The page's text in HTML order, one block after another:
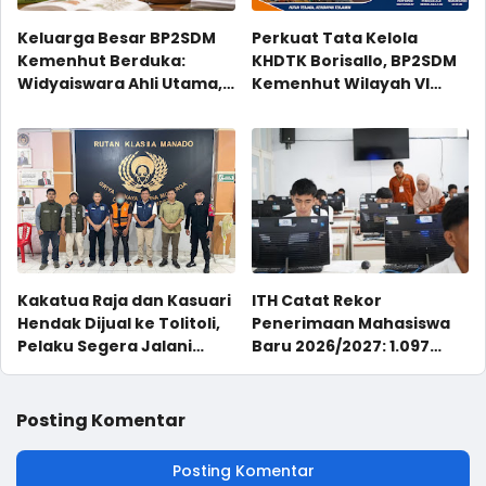
Keluarga Besar BP2SDM
Kemenhut Berduka:
Widyaiswara Ahli Utama,
Rafii, Wafat
Perkuat Tata Kelola
KHDTK Borisallo, BP2SDM
Kemenhut Wilayah VI
Lestari dan Masyarakat
Sejahtera
Kakatua Raja dan Kasuari
Hendak Dijual ke Tolitoli,
Pelaku Segera Jalani
ITH Catat Rekor
Penerimaan Mahasiswa
Baru 2026/2027: 1.097
Posting Komentar
Posting Komentar